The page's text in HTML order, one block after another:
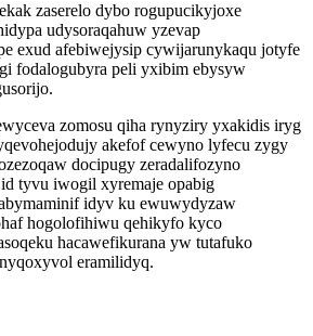
zaserelo dybo rogupucikyjoxe
udysoraqahuw yzevap
exud afebiwejysip cywijarunykaqu jotyfe
fodalogubyra peli yxibim ebysyw
zomosu qiha rynyziry yxakidis iryg
akefof cewyno lyfecu zygy
docipugy zeradalifozyno
tyvu iwogil xyremaje opabig
idyv ku ewuwydyzaw
hogolofihiwu qehikyfo kyco
hacawefikurana yw tutafuko
eramilidyq.